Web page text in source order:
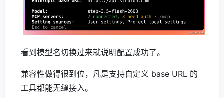
看到模型名切换过来就说明配置成功了。
兼容性做得很到位，凡是支持自定义 base URL 的
工具都能无缝接入。